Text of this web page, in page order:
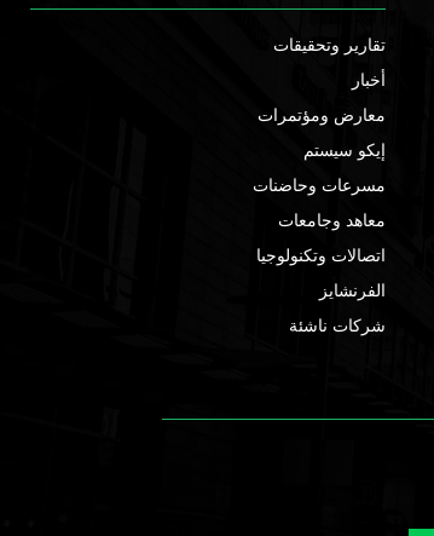
تقارير وتحقيقات
أخبار
معارض ومؤتمرات
إيكو سيستم
مسرعات وحاضنات
معاهد وجامعات
اتصالات وتكنولوجيا
الفرنشايز
شركات ناشئة